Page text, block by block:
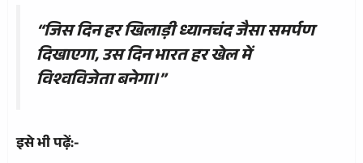
“जिस दिन हर खिलाड़ी ध्यानचंद जैसा समर्पण
दिखाएगा, उस दिन भारत हर खेल में
विश्वविजेता बनेगा।”
इसे भी पढ़ें:-